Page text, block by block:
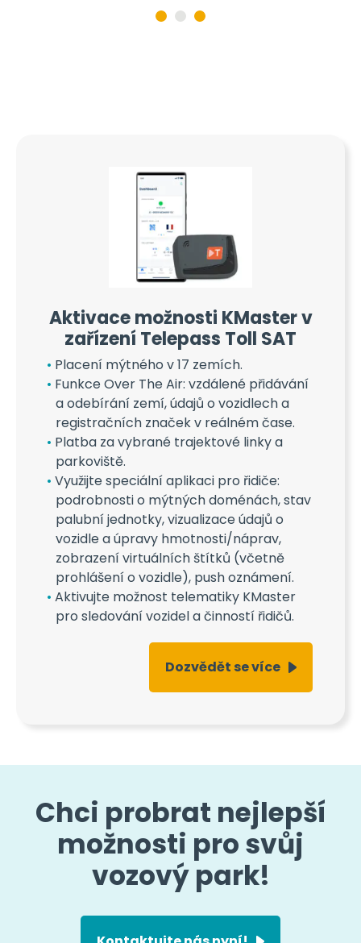
Aktivace možnosti KMaster v
zařízení Telepass Toll SAT
Placení mýtného v 17 zemích.
Funkce Over The Air: vzdálené přidávání
a odebírání zemí, údajů o vozidlech a
registračních značek v reálném čase.
Platba za vybrané trajektové linky a
parkoviště.
Využijte speciální aplikaci pro řidiče:
podrobnosti o mýtných doménách, stav
palubní jednotky, vizualizace údajů o
vozidle a úpravy hmotnosti/náprav,
zobrazení virtuálních štítků (včetně
prohlášení o vozidle), push oznámení.
Aktivujte možnost telematiky KMaster
pro sledování vozidel a činností řidičů.
Dozvědět se více
Chci probrat nejlepší
možnosti pro svůj
vozový park!